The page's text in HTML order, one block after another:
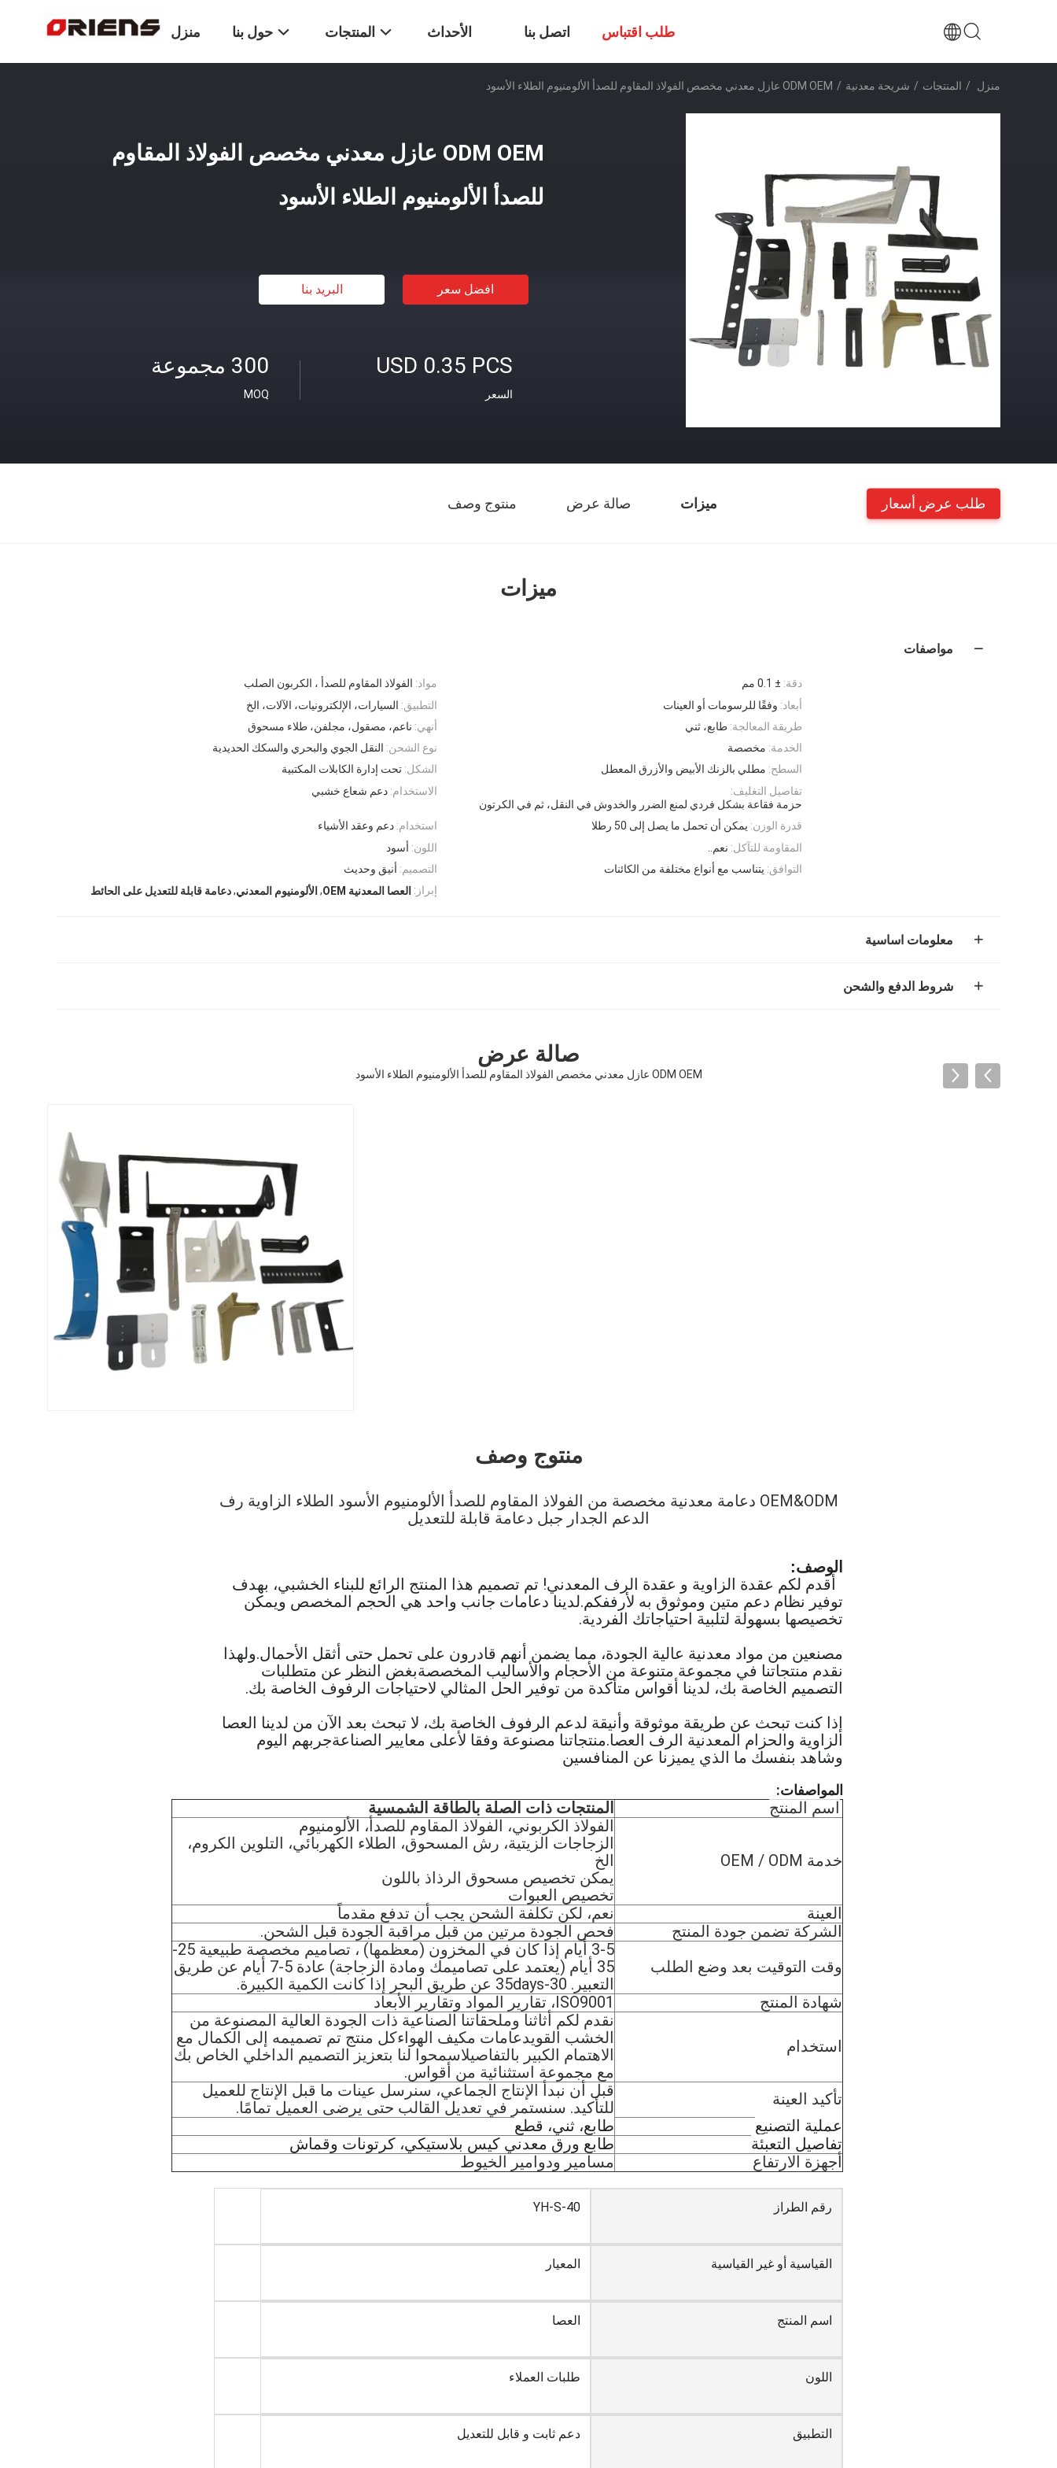
منزل حول بنا المنتجات الأحداث اتصل بنا طلب اقتباس
منزل / المنتجات / شريحة معدنية / ODM OEM عازل معدني مخصص الفولاذ المقاوم للصدأ الألومنيوم الطلاء الأسود
ODM OEM عازل معدني مخصص الفولاذ المقاوم
للصدأ الألومنيوم الطلاء الأسود
افضل سعر البريد بنا
300 مجموعة
MOQ
USD 0.35 PCS
السعر
ميزات صالة عرض منتوج وصف طلب عرض أسعار
ميزات
مواصفات
مواد: الفولاذ المقاوم للصدأ ، الكربون الصلب دقة: ± 0.1 مم
التطبيق: السيارات، الإلكترونيات، الآلات، الخ أبعاد: وفقًا للرسومات أو العينات
أنهي: ناعم، مصقول، مجلفن، طلاء مسحوق طريقة المعالجة: طابع، ثني
نوع الشحن: النقل الجوي والبحري والسكك الحديدية الخدمة: مخصصة
الشكل: تحت إدارة الكابلات المكتبية السطح: مطلي بالزنك الأبيض والأزرق المعطل
الاستخدام: دعم شعاع خشبي
تفاصيل التغليف:
حزمة فقاعة بشكل فردي لمنع الضرر والخدوش في النقل، ثم في الكرتون
استخدام: دعم وعقد الأشياء قدرة الوزن: يمكن أن تحمل ما يصل إلى 50 رطلا
اللون: أسود المقاومة للتآكل: نعم..
التصميم: أنيق وحديث التوافق: يتناسب مع أنواع مختلفة من الكائنات
إبراز: العصا المعدنية OEM , الألومنيوم المعدني,دعامة قابلة للتعديل على الحائط
معلومات اساسية
شروط الدفع والشحن
صالة عرض
ODM OEM عازل معدني مخصص الفولاذ المقاوم للصدأ الألومنيوم الطلاء الأسود
منتوج وصف
OEM&ODM دعامة معدنية مخصصة من الفولاذ المقاوم للصدأ الألومنيوم الأسود الطلاء الزاوية رف
الدعم الجدار جبل دعامة قابلة للتعديل
الوصف:
أقدم لكم عقدة الزاوية و عقدة الرف المعدني! تم تصميم هذا المنتج الرائع للبناء الخشبي، بهدف
توفير نظام دعم متين وموثوق به لأرففكم.لدينا دعامات جانب واحد هي الحجم المخصص ويمكن
تخصيصها بسهولة لتلبية احتياجاتك الفردية.
مصنعين من مواد معدنية عالية الجودة، مما يضمن أنهم قادرون على تحمل حتى أثقل الأحمال.ولهذا
نقدم منتجاتنا في مجموعة متنوعة من الأحجام والأساليب المخصصةبغض النظر عن متطلبات
التصميم الخاصة بك، لدينا أقواس متأكدة من توفير الحل المثالي لاحتياجات الرفوف الخاصة بك.
إذا كنت تبحث عن طريقة موثوقة وأنيقة لدعم الرفوف الخاصة بك، لا تبحث بعد الآن من لدينا العصا
الزاوية والحزام المعدنية الرف العصا.منتجاتنا مصنوعة وفقا لأعلى معايير الصناعةجربهم اليوم
وشاهد بنفسك ما الذي يميزنا عن المنافسين
المواصفات:
اسم المنتج المنتجات ذات الصلة بالطاقة الشمسية
خدمة OEM / ODM
الفولاذ الكربوني، الفولاذ المقاوم للصدأ، الألومنيوم
الزجاجات الزيتية، رش المسحوق، الطلاء الكهربائي، التلوين الكروم،
الخ
يمكن تخصيص مسحوق الرذاذ باللون
تخصيص العبوات
العينة
نعم، لكن تكلفة الشحن يجب أن تدفع مقدماً
الشركة تضمن جودة المنتج
فحص الجودة مرتين من قبل مراقبة الجودة قبل الشحن.
وقت التوقيت بعد وضع الطلب
3-5 أيام إذا كان في المخزون (معظمها) ، تصاميم مخصصة طبيعية 25-
35 أيام (يعتمد على تصاميمك ومادة الزجاجة) عادة 5-7 أيام عن طريق
التعبير. 30-35days عن طريق البحر إذا كانت الكمية الكبيرة.
شهادة المنتج
ISO9001، تقارير المواد وتقارير الأبعاد
استخدام
نقدم لكم أثاثنا وملحقاتنا الصناعية ذات الجودة العالية المصنوعة من
الخشب القويدعامات مكيف الهواءكل منتج تم تصميمه إلى الكمال مع
الاهتمام الكبير بالتفاصيلاسمحوا لنا بتعزيز التصميم الداخلي الخاص بك
مع مجموعة استثنائية من أقواس.
تأكيد العينة
قبل أن نبدأ الإنتاج الجماعي، سنرسل عينات ما قبل الإنتاج للعميل
للتأكيد. سنستمر في تعديل القالب حتى يرضى العميل تمامًا.
عملية التصنيع
طابع، ثني، قطع
تفاصيل التعبئة
طابع ورق معدني كيس بلاستيكي، كرتونات وقماش
أجهزة الارتفاع
مسامير ودوامير الخيوط
رقم الطراز YH-S-40
القياسية أو غير القياسية المعيار
اسم المنتج العصا
اللون طلبات العملاء
التطبيق دعم ثابت و قابل للتعديل